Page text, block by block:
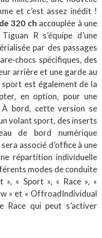
et c’est assez inédit !
320 ch accouplée à une
R s’équipe d’une
par des passages
chocs spécifiques, des
arrière et une garde au
sport est également de la
en option, pour une
bord, cette version se
volant sport, des inserts
de bord numérique
associé d’office à une
répartition individuelle
modes de conduite
», « Sport », « Race », «
» et « OffroadIndividual
Race qui peut s’activer